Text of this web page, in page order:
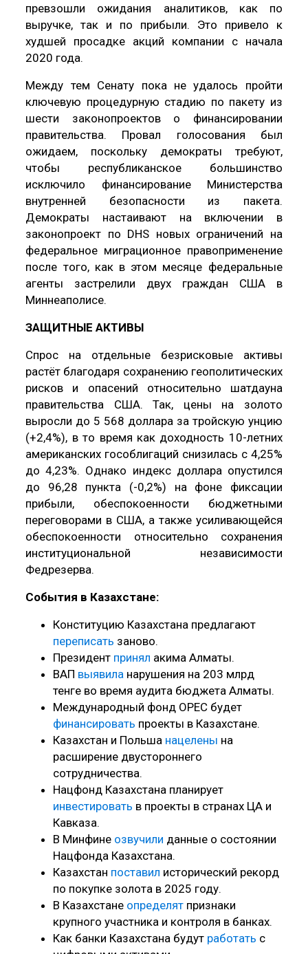
превзошли ожидания аналитиков, как по
выручке, так и по прибыли. Это привело к
худшей просадке акций компании с начала
2020 года.
Между тем Сенату пока не удалось пройти
ключевую процедурную стадию по пакету из
шести законопроектов о финансировании
правительства. Провал голосования был
ожидаем, поскольку демократы требуют,
чтобы республиканское большинство
исключило финансирование Министерства
внутренней безопасности из пакета.
Демократы настаивают на включении в
законопроект по DHS новых ограничений на
федеральное миграционное правоприменение
после того, как в этом месяце федеральные
агенты застрелили двух граждан США в
Миннеаполисе.
ЗАЩИТНЫЕ АКТИВЫ
Спрос на отдельные безрисковые активы
растёт благодаря сохранению геополитических
рисков и опасений относительно шатдауна
правительства США. Так, цены на золото
выросли до 5 568 доллара за тройскую унцию
(+2,4%), в то время как доходность 10-летних
американских гособлигаций снизилась с 4,25%
до 4,23%. Однако индекс доллара опустился
до 96,28 пункта (-0,2%) на фоне фиксации
прибыли, обеспокоенности бюджетными
переговорами в США, а также усиливающейся
обеспокоенности относительно сохранения
институциональной независимости
Федрезерва.
События в Казахстане:
Конституцию Казахстана предлагают
переписать заново.
Президент принял акима Алматы.
ВАП выявила нарушения на 203 млрд
тенге во время аудита бюджета Алматы.
Международный фонд OPEC будет
финансировать проекты в Казахстане.
Казахстан и Польша нацелены на
расширение двустороннего
сотрудничества.
Нацфонд Казахстана планирует
инвестировать в проекты в странах ЦА и
Кавказа.
В Минфине озвучили данные о состоянии
Нацфонда Казахстана.
Казахстан поставил исторический рекорд
по покупке золота в 2025 году.
В Казахстане определят признаки
крупного участника и контроля в банках.
Как банки Казахстана будут работать с